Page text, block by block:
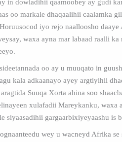
in dowladihii qaamoobey ay gudi
oo markale dhaqaalihii caalamka
iyo rejo naalloosho
waxa ayna mar labaad raalli
oo ay u muuqato in
kala adkaanayo ayey argtiyihii
Suuqa Xorta ahina soo
xulafadii Mareykanku, waxa
siyaasadihii gargaarbixiyeyaashu is
wey u wacneyd Afrika se